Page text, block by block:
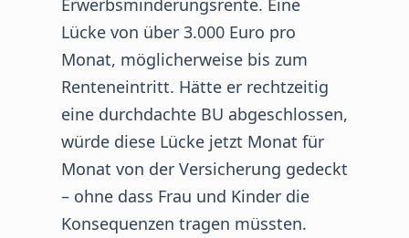
Lücke von über 3.000 Euro pro
Monat, möglicherweise bis zum
Renteneintritt. Hätte er rechtzeitig
eine durchdachte BU abgeschlossen,
würde diese Lücke jetzt Monat für
Monat von der Versicherung gedeckt
– ohne dass Frau und Kinder die
Konsequenzen tragen müssten.